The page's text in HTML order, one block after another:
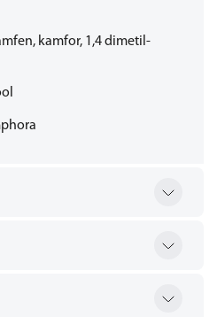
kamfor, 1,4 dimetil-